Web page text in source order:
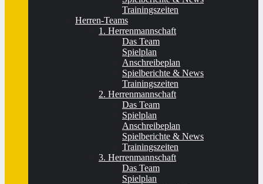
Trainingszeiten
Herren-Teams
1. Herrenmannschaft
Das Team
Spielplan
Anschreibeplan
Spielberichte & News
Trainingszeiten
2. Herrenmannschaft
Das Team
Spielplan
Anschreibeplan
Spielberichte & News
Trainingszeiten
3. Herrenmannschaft
Das Team
Spielplan